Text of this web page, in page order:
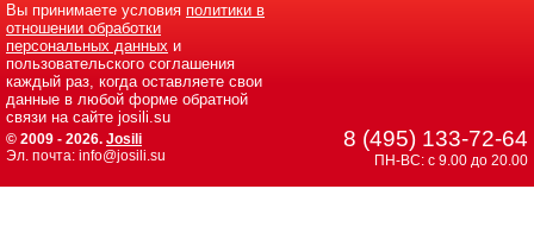
Вы принимаете условия политики в
отношении обработки
персональных данных и
пользовательского соглашения
каждый раз, когда оставляете свои
данные в любой форме обратной
связи на сайте josili.su
© 2009 - 2026. Josili
Эл. почта: info@josili.su
8 (495) 133-72-64
ПН-ВС: с 9.00 до 20.00